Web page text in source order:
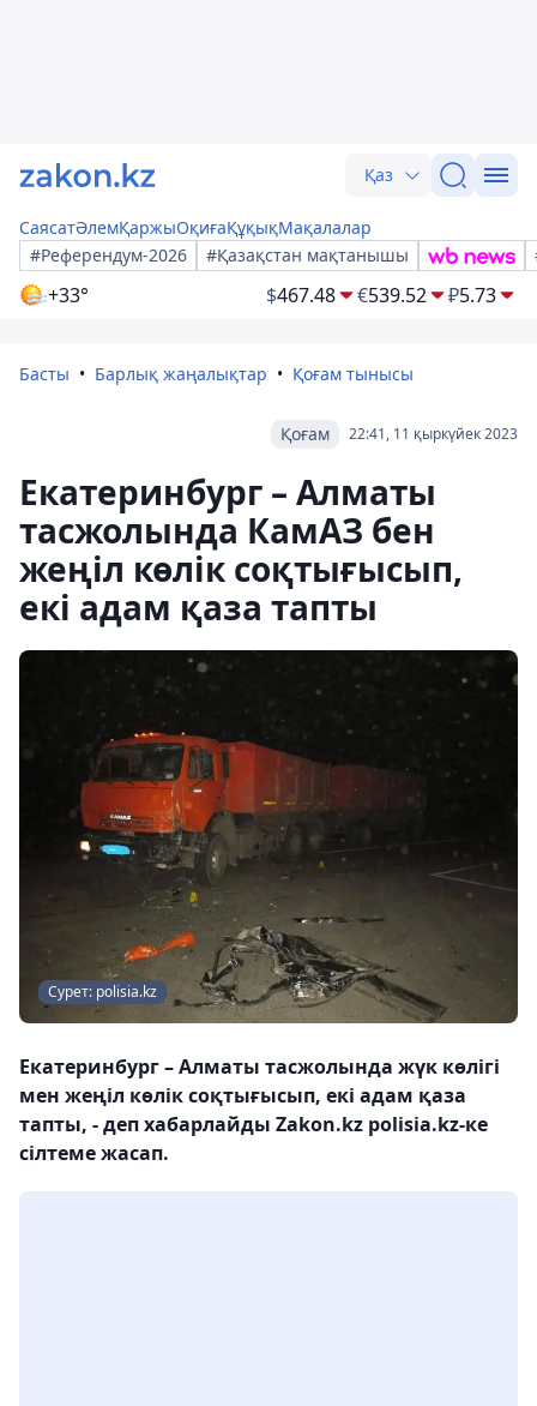
Қаз
СаясатӘлемҚаржыОқиғаҚұқықМақалалар
#Референдум-2026
#Қазақстан мақтанышы
+33° $467.48 €539.52 ₽5.73
Басты Барлық жаңалықтар Қоғам тынысы
22:41, 11 қыркүйек 2023
Қоғам
Екатеринбург – Алматы
тасжолында КамАЗ бен
жеңіл көлік соқтығысып,
екі адам қаза тапты
Сурет: polisia.kz
Екатеринбург – Алматы тасжолында жүк көлігі
мен жеңіл көлік соқтығысып, екі адам қаза
тапты, - деп хабарлайды Zakon.kz polisia.kz-ке
сілтеме жасап.